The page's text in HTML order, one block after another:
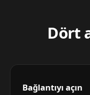
Dört
Bağlantıyı açın